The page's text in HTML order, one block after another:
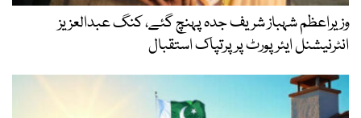
وزیراعظم شہباز شریف جدہ پہنچ گئے، کنگ عبدالعزیز
انٹرنیشنل ایئر پورٹ پر پرتپاک استقبال